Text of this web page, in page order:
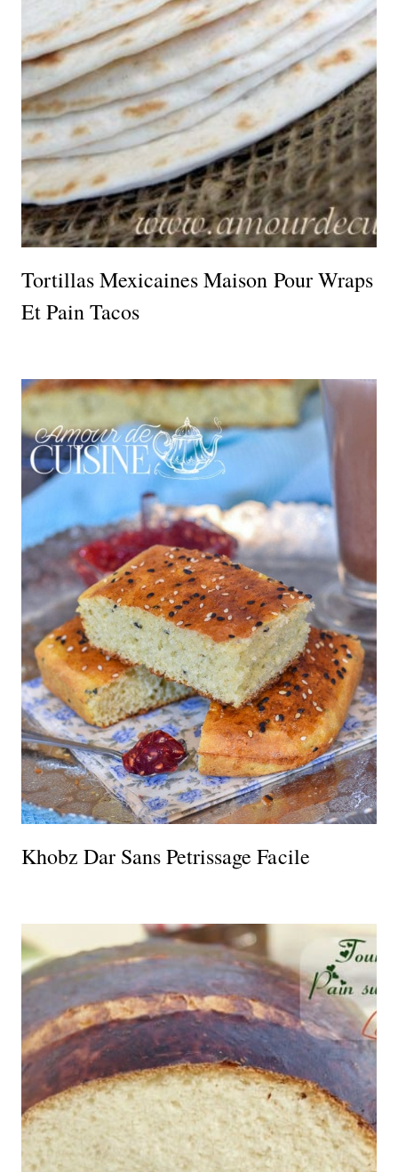
Tortillas Mexicaines Maison Pour Wraps
Et Pain Tacos
Khobz Dar Sans Petrissage Facile